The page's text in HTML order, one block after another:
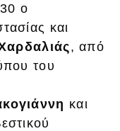
ο
και
, από
του
και